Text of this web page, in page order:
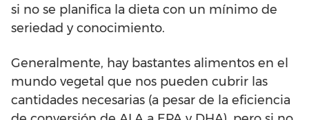
si no se planifica la dieta con un mínimo de
seriedad y conocimiento.
Generalmente, hay bastantes alimentos en el
mundo vegetal que nos pueden cubrir las
cantidades necesarias (a pesar de la eficiencia